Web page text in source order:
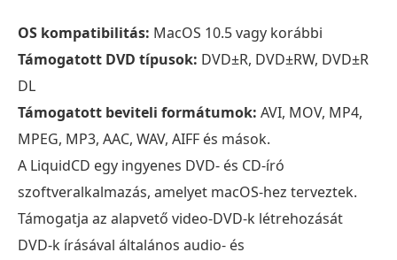
OS kompatibilitás: MacOS 10.5 vagy korábbi
Támogatott DVD típusok: DVD±R, DVD±RW, DVD±R
DL
Támogatott beviteli formátumok: AVI, MOV, MP4,
MPEG, MP3, AAC, WAV, AIFF és mások.
A LiquidCD egy ingyenes DVD- és CD-író
szoftveralkalmazás, amelyet macOS-hez terveztek.
Támogatja az alapvető video-DVD-k létrehozását
DVD-k írásával általános audio- és